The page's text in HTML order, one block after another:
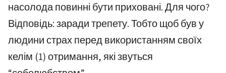
насолода повинні бути приховані. Для чого?
Відповідь: заради трепету. Тобто щоб був у
людини страх перед використанням своїх
келім (1) отримання, які звуться